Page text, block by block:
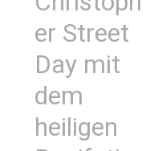
er Street
Day mit
dem
heiligen